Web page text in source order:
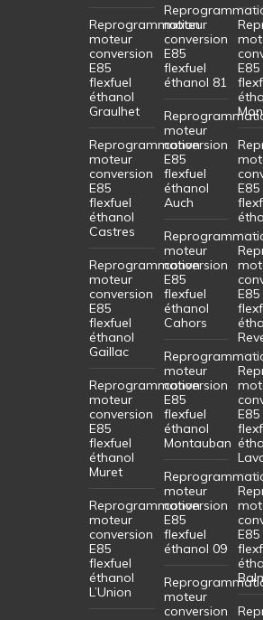
Reprogrammation
moteur
conversion
E85
flexfuel
éthanol
Graulhet
Reprogrammation
moteur
conversion
E85
flexfuel
éthanol
Castres
Reprogrammation
moteur
conversion
E85
flexfuel
éthanol
Gaillac
Reprogrammation
moteur
conversion
E85
flexfuel
éthanol
Muret
Reprogrammation
moteur
conversion
E85
flexfuel
éthanol
L’Union
moteur
conversion
E85
flexfuel
éthanol 81
moteur
conversion
E85
flexfuel
éthanol
Auch
moteur
conversion
E85
flexfuel
éthanol
Cahors
moteur
conversion
E85
flexfuel
éthanol
Montauban
moteur
conversion
E85
flexfuel
éthanol 09
moteur
conversion
E85
E85
E85
E85
E85